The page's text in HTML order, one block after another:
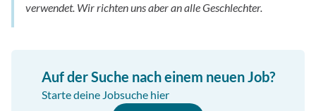
verwendet. Wir richten uns aber an alle Geschlechter.
Auf der Suche nach einem neuen Job?
Starte deine Jobsuche hier